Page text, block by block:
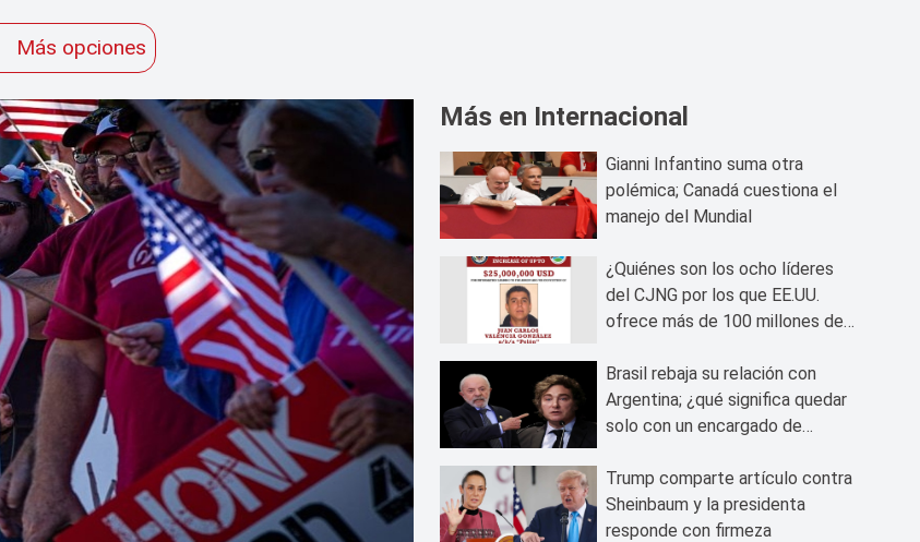
Más opciones
Más en Internacional
Gianni Infantino suma otra
polémica; Canadá cuestiona el
manejo del Mundial
¿Quiénes son los ocho líderes
del CJNG por los que EE.UU.
ofrece más de 100 millones de
Brasil rebaja su relación con
Argentina; ¿qué significa quedar
solo con un encargado de
Trump comparte artículo contra
Sheinbaum y la presidenta
responde con firmeza